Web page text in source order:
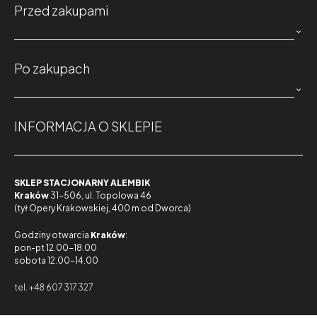
Przed zakupami

Po zakupach

INFORMACJA O SKLEPIE
SKLEP STACJONARNY ALEMBIK
Kraków 31-506, ul. Topolowa 46
(tył Opery Krakowskiej, 400 m od Dworca)
Godziny otwarcia Kraków:
pon-pt 12.00-18.00
sobota 12.00-14.00
tel. +48 607 317 327